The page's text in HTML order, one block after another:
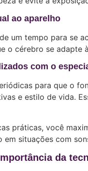
ao aparelho
um tempo para se
o cérebro se adapte
com o
para que o
e estilo de vida.
práticas, você
em situações com
da